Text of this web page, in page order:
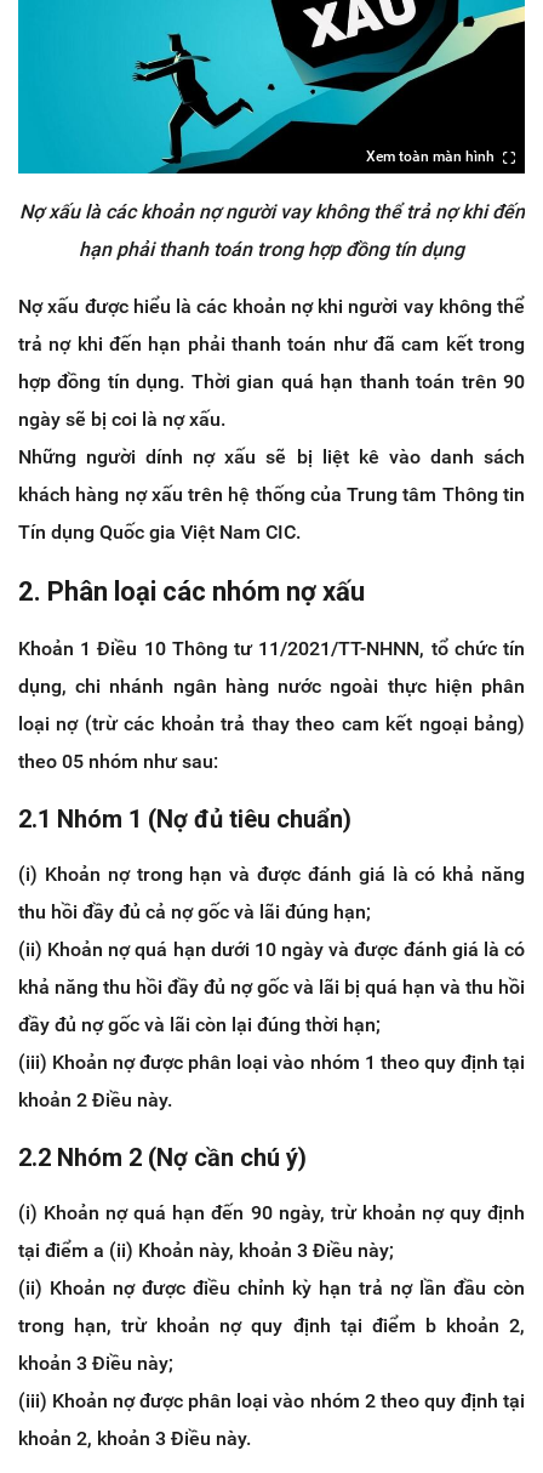
Xem toàn màn hình
Nợ xấu là các khoản nợ người vay không thể trả nợ khi đến
hạn phải thanh toán trong hợp đồng tín dụng
Nợ xấu được hiểu là các khoản nợ khi người vay không thể
trả nợ khi đến hạn phải thanh toán như đã cam kết trong
hợp đồng tín dụng. Thời gian quá hạn thanh toán trên 90
ngày sẽ bị coi là nợ xấu.
Những người dính nợ xấu sẽ bị liệt kê vào danh sách
khách hàng nợ xấu trên hệ thống của Trung tâm Thông tin
Tín dụng Quốc gia Việt Nam CIC.
2. Phân loại các nhóm nợ xấu
Khoản 1 Điều 10 Thông tư 11/2021/TT-NHNN, tổ chức tín
dụng, chi nhánh ngân hàng nước ngoài thực hiện phân
loại nợ (trừ các khoản trả thay theo cam kết ngoại bảng)
theo 05 nhóm như sau:
2.1 Nhóm 1 (Nợ đủ tiêu chuẩn)
(i) Khoản nợ trong hạn và được đánh giá là có khả năng
thu hồi đầy đủ cả nợ gốc và lãi đúng hạn;
(ii) Khoản nợ quá hạn dưới 10 ngày và được đánh giá là có
khả năng thu hồi đầy đủ nợ gốc và lãi bị quá hạn và thu hồi
đầy đủ nợ gốc và lãi còn lại đúng thời hạn;
(iii) Khoản nợ được phân loại vào nhóm 1 theo quy định tại
khoản 2 Điều này.
2.2 Nhóm 2 (Nợ cần chú ý)
(i) Khoản nợ quá hạn đến 90 ngày, trừ khoản nợ quy định
tại điểm a (ii) Khoản này, khoản 3 Điều này;
(ii) Khoản nợ được điều chỉnh kỳ hạn trả nợ lần đầu còn
trong hạn, trừ khoản nợ quy định tại điểm b khoản 2,
khoản 3 Điều này;
(iii) Khoản nợ được phân loại vào nhóm 2 theo quy định tại
khoản 2, khoản 3 Điều này.